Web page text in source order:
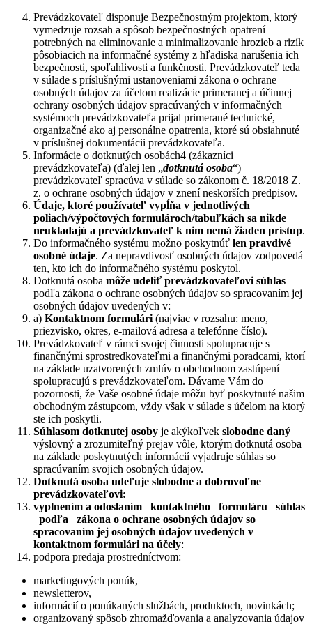
Prevádzkovateľ disponuje Bezpečnostným projektom, ktorý
vymedzuje rozsah a spôsob bezpečnostných opatrení
potrebných na eliminovanie a minimalizovanie hrozieb a rizík
pôsobiacich na informačné systémy z hľadiska narušenia ich
bezpečnosti, spoľahlivosti a funkčnosti. Prevádzkovateľ teda
v súlade s príslušnými ustanoveniami zákona o ochrane
osobných údajov za účelom realizácie primeranej a účinnej
ochrany osobných údajov spracúvaných v informačných
systémoch prevádzkovateľa prijal primerané technické,
organizačné ako aj personálne opatrenia, ktoré sú obsiahnuté
v príslušnej dokumentácii prevádzkovateľa.
Informácie o dotknutých osobách4 (zákazníci
prevádzkovateľa) (ďalej len „dotknutá osoba“)
prevádzkovateľ spracúva v súlade so zákonom č. 18/2018 Z.
z. o ochrane osobných údajov v znení neskorších predpisov.
Údaje, ktoré používateľ vypĺňa v jednotlivých
poliach/výpočtových formulároch/tabuľkách sa nikde
neukladajú a prevádzkovateľ k nim nemá žiaden prístup.
Do informačného systému možno poskytnúť len pravdivé
osobné údaje. Za nepravdivosť osobných údajov zodpovedá
ten, kto ich do informačného systému poskytol.
Dotknutá osoba môže udeliť prevádzkovateľovi súhlas
podľa zákona o ochrane osobných údajov so spracovaním jej
osobných údajov uvedených v:
a) Kontaktnom formulári (najviac v rozsahu: meno,
priezvisko, okres, e-mailová adresa a telefónne číslo).
Prevádzkovateľ v rámci svojej činnosti spolupracuje s
finančnými sprostredkovateľmi a finančnými poradcami, ktorí
na základe uzatvorených zmlúv o obchodnom zastúpení
spolupracujú s prevádzkovateľom. Dávame Vám do
pozornosti, že Vaše osobné údaje môžu byť poskytnuté našim
obchodným zástupcom, vždy však v súlade s účelom na ktorý
ste ich poskytli.
Súhlasom dotknutej osoby je akýkoľvek slobodne daný
výslovný a zrozumiteľný prejav vôle, ktorým dotknutá osoba
na základe poskytnutých informácií vyjadruje súhlas so
spracúvaním svojich osobných údajov.
Dotknutá osoba udeľuje slobodne a dobrovoľne
prevádzkovateľovi:
vyplnením a odoslaním kontaktného formuláru súhlas
podľa zákona o ochrane osobných údajov so
spracovaním jej osobných údajov uvedených v
kontaktnom formulári na účely:
podpora predaja prostredníctvom:
marketingových ponúk,
newsletterov,
informácií o ponúkaných službách, produktoch, novinkách;
organizovaný spôsob zhromažďovania a analyzovania údajov